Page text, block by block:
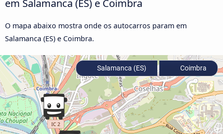
em Salamanca (ES) e Coimbra
O mapa abaixo mostra onde os autocarros param em
Salamanca (ES) e Coimbra.
Salamanca (ES) Coimbra